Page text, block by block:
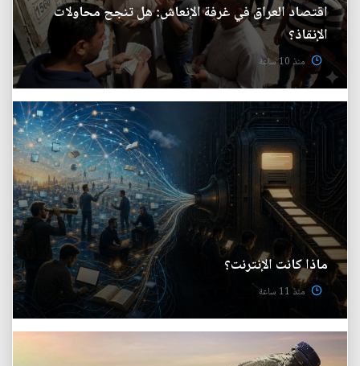
اقتصاد العراق في غرفة الإنعاش: هل تنجح محاولات
الإنقاذ؟
منذ 10 ساعة
ماذا كانت الإنترنت؟
منذ 11 ساعة